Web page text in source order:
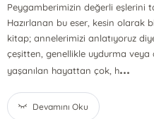
Peygamberimizin değerli eşlerini
Hazırlanan bu eser, kesin olarak
kitap; annelerimizi anlatıyoruz
çeşitten, genellikle uydurma veya
yaşanılan hayattan çok, h...
Devamını Oku